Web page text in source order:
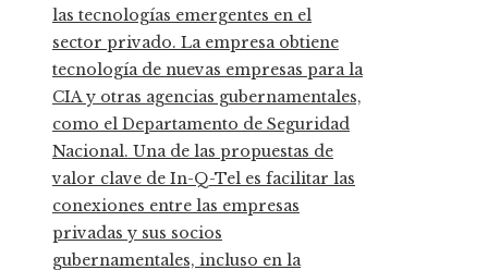
las tecnologías emergentes en el
sector privado. La empresa obtiene
tecnología de nuevas empresas para la
CIA y otras agencias gubernamentales,
como el Departamento de Seguridad
Nacional. Una de las propuestas de
valor clave de In-Q-Tel es facilitar las
conexiones entre las empresas
privadas y sus socios
gubernamentales, incluso en la